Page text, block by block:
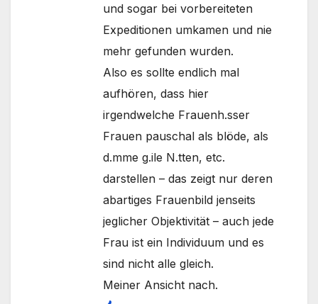
und sogar bei vorbereiteten
Expeditionen umkamen und nie
mehr gefunden wurden.
Also es sollte endlich mal
aufhören, dass hier
irgendwelche Frauenh.sser
Frauen pauschal als blöde, als
d.mme g.ile N.tten, etc.
darstellen – das zeigt nur deren
abartiges Frauenbild jenseits
jeglicher Objektivität – auch jede
Frau ist ein Individuum und es
sind nicht alle gleich.
Meiner Ansicht nach.